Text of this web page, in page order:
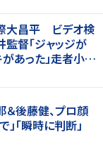
大昌平 ビデオ検
督「ジャッジが
あった」走者小内
れと」
＆後藤健、プロ顔
「瞬時に判断」